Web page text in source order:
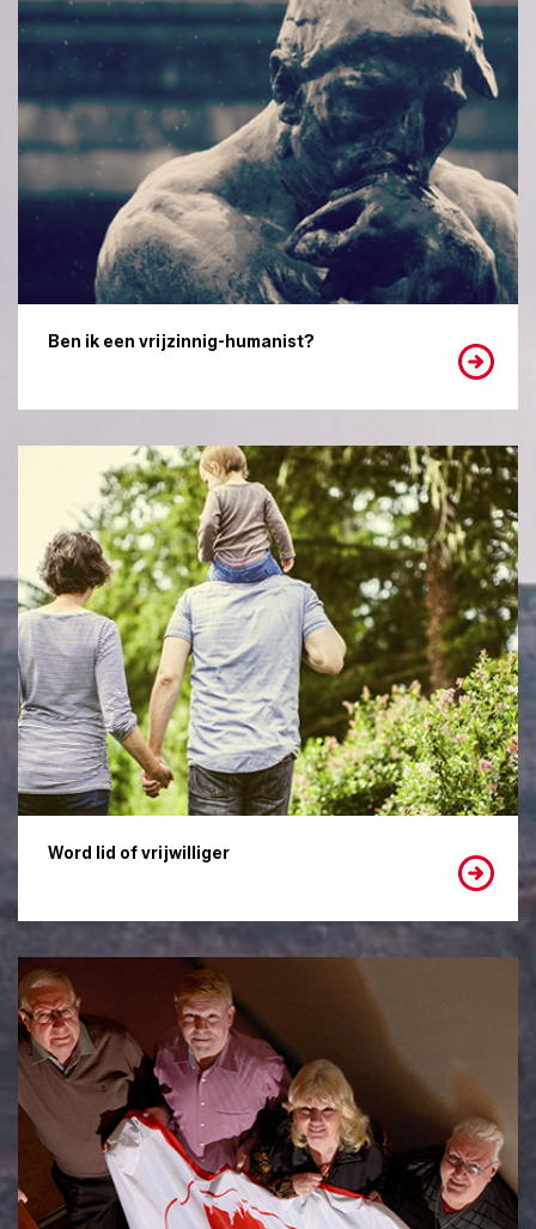
Ben ik een vrijzinnig-humanist?
Word lid of vrijwilliger